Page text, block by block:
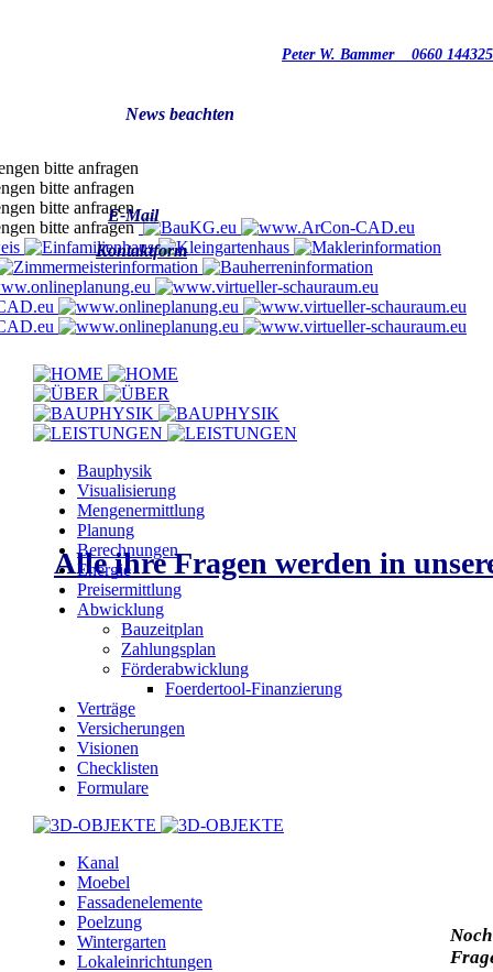
News beachten
E-Mail
Kontaktform
Noch
Peter W. Bammer 0660
Alle ihre Fragen werden in
Bauphysik
Visualisierung
Mengenermittlung
Planung
Berechnungen
Energie
Preisermittlung
Abwicklung
Bauzeitplan
Zahlungsplan
Förderabwicklung
Foerdertool-Finanzierung
Verträge
Versicherungen
Visionen
Checklisten
Formulare
Kanal
Moebel
Fassadenelemente
Poelzung
Wintergarten
Lokaleinrichtungen